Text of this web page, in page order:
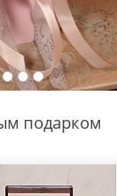
подарком